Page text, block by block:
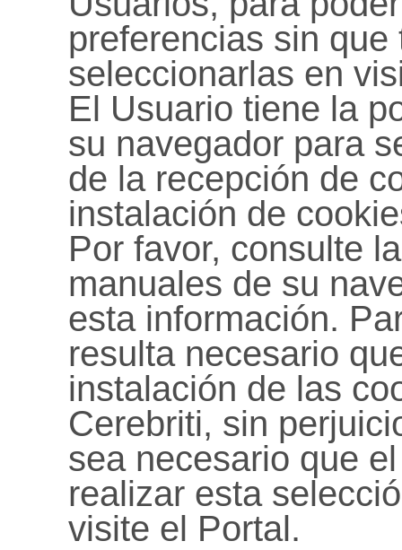
preferencias sin
seleccionarlas en
El Usuario tiene la
su navegador para
de la recepción de
instalación de
Por favor, consulte
manuales de su
esta información.
resulta necesario
instalación de las
Cerebriti, sin
sea necesario que
realizar esta
visite el Portal.